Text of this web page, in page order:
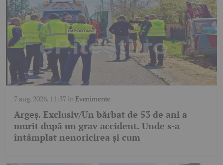
7 aug. 2026, 11:37în Evenimente
Argeș. Exclusiv/Un bărbat de 53 de ani a
murit după un grav accident. Unde s-a
întâmplat nenoricirea și cum